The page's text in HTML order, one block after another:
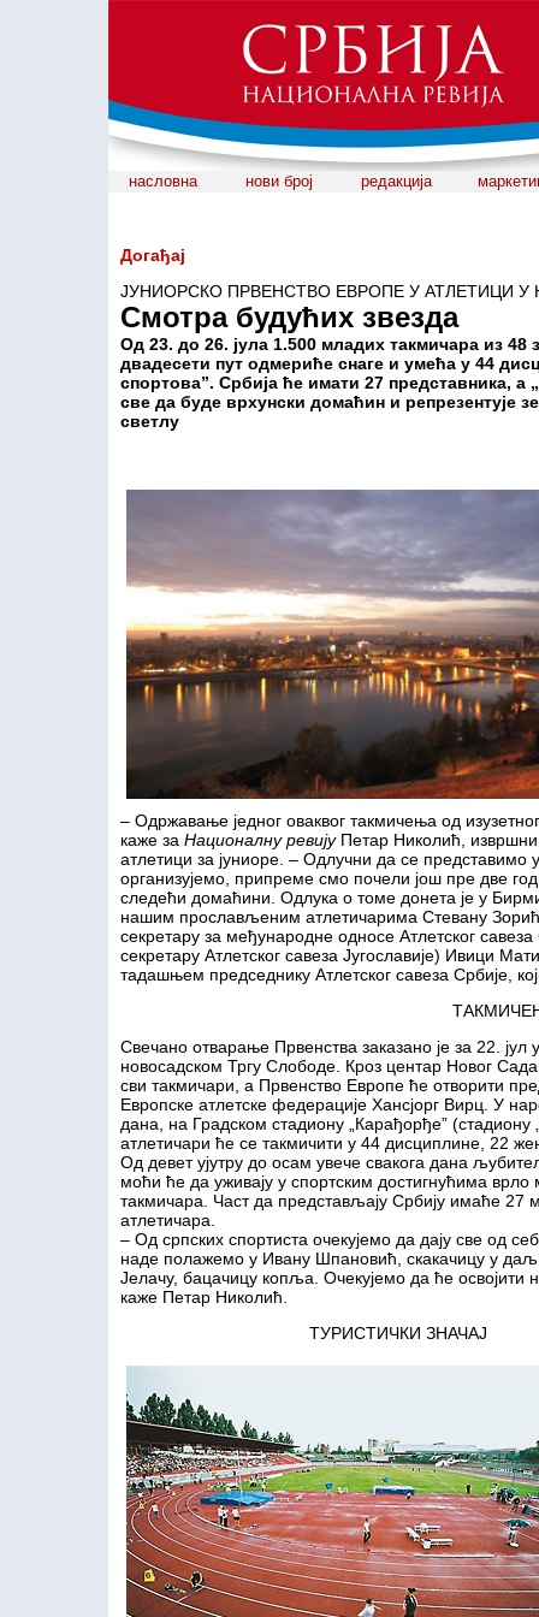
насловна нови број редакција
Догађај
ЈУНИОРСКО ПРВЕНСТВО ЕВРОПЕ У АТЛЕТИЦИ
Смотра будућих звезда
Од 23. до 26. јула 1.500 младих такмичара из 48
двадесети пут одмериће снаге и умећа у 44
спортова”. Србија ће имати 27 представника, а
све да буде врхунски домаћин и репрезентује
светлу
– Одржавање једног оваквог такмичења од
каже за Националну ревију Петар Николић,
атлетици за јуниоре. – Одлучни да се представимо
организујемо, припреме смо почели још пре две
следећи домаћини. Одлука о томе донета је у
нашим прослављеним атлетичарима Стевану
секретару за међународне односе Атлетског
секретару Атлетског савеза Југославије) Ивици
тадашњем председнику Атлетског савеза Србије,
Свечано отварање Првенства заказано је за 22. јул
новосадском Тргу Слободе. Кроз центар Новог
сви такмичари, а Првенство Европе ће отворити
Европске атлетске федерације Хансјорг Вирц. У
дана, на Градском стадиону „Карађорђе” (стадиону
атлетичари ће се такмичити у 44 дисциплине, 22
Од девет ујутру до осам увече свакога дана
моћи ће да уживају у спортским достигнућима врло
такмичара. Част да представљају Србију имаће 27
атлетичара.
– Од српских спортиста очекујемо да дају све од
наде полажемо у Ивану Шпановић, скакачицу у
Јелачу, бацачицу копља. Очекујемо да ће
каже Петар Николић.
ТУРИСТИЧКИ ЗНАЧАЈ